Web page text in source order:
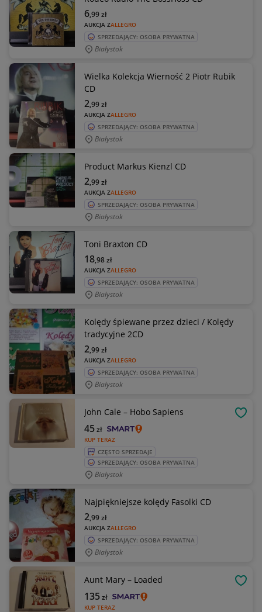
AUKCJA ZALLEGRO
6,99zł
SPRZEDAJĄCY: OSOBA PRYWATNA
Białystok
Wielka Kolekcja Wierność 2 Piotr Rubik
CD
AUKCJA ZALLEGRO
2,99zł
SPRZEDAJĄCY: OSOBA PRYWATNA
Białystok
Product Markus Kienzl CD
AUKCJA ZALLEGRO
2,99zł
SPRZEDAJĄCY: OSOBA PRYWATNA
Białystok
Toni Braxton CD
AUKCJA ZALLEGRO
18,98zł
SPRZEDAJĄCY: OSOBA PRYWATNA
Białystok
Kolędy śpiewane przez dzieci / Kolędy
tradycyjne 2CD
AUKCJA ZALLEGRO
2,99zł
SPRZEDAJĄCY: OSOBA PRYWATNA
Białystok
John Cale – Hobo Sapiens
KUP TERAZ
45zł
CZĘSTO SPRZEDAJE
SPRZEDAJĄCY: OSOBA PRYWATNA
Białystok
Najpiękniejsze kolędy Fasolki CD
AUKCJA ZALLEGRO
2,99zł
SPRZEDAJĄCY: OSOBA PRYWATNA
Białystok
Aunt Mary – Loaded
KUP TERAZ
135zł